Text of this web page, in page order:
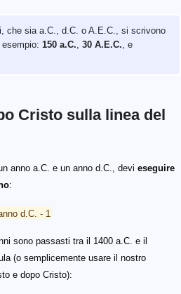
che sia a.C., d.C. o A.E.C., si scrivono
150 a.C., 30 A.E.C., e
Cristo sulla linea del
anno a.C. e un anno d.C., devi eseguire
:
d.C. - 1
sono passasti tra il 1400 a.C. e il
(o semplicemente usare il nostro
e dopo Cristo):